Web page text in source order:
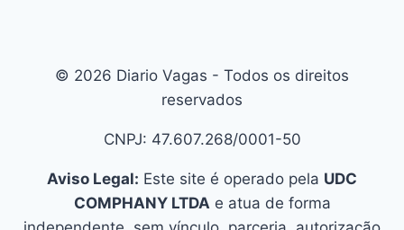
© 2026 Diario Vagas - Todos os direitos
reservados
CNPJ: 47.607.268/0001-50
Aviso Legal: Este site é operado pela UDC
COMPHANY LTDAe atua de forma